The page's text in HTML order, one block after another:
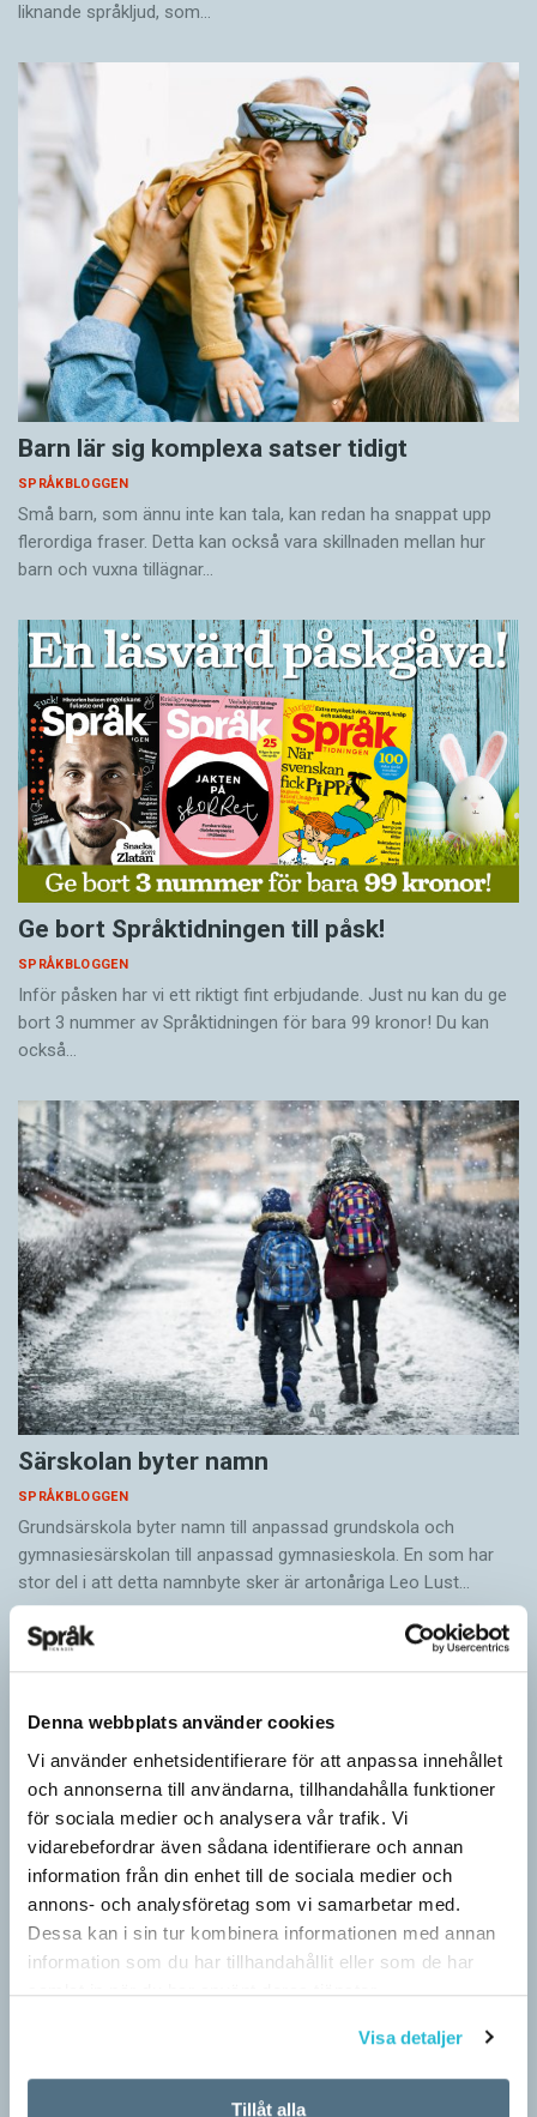
Denna webbplats använder cookies
Vi använder enhetsidentifierare för att anpassa innehållet
och annonserna till användarna, tillhandahålla funktioner
för sociala medier och analysera vår trafik. Vi
vidarebefordrar även sådana identifierare och annan
information från din enhet till de sociala medier och
annons- och analysföretag som vi samarbetar med.
Dessa kan i sin tur kombinera informationen med annan
information som du har tillhandahållit eller som de har
samlat in när du har använt deras tjänster.
Visa detaljer
Tillåt alla
liknande språkljud, som…
Barn lär sig komplexa satser tidigt
SPRÅKBLOGGEN
Små barn, som ännu inte kan tala, kan redan ha snappat upp
flerordiga fraser. Detta kan också vara skillnaden mellan hur
barn och vuxna tillägnar…
Ge bort Språktidningen till påsk!
SPRÅKBLOGGEN
Inför påsken har vi ett riktigt fint erbjudande. Just nu kan du ge
bort 3 nummer av Språktidningen för bara 99 kronor! Du kan
också…
Särskolan byter namn
SPRÅKBLOGGEN
Grundsärskola byter namn till anpassad grundskola och
gymnasiesärskolan till anpassad gymnasieskola. En som har
stor del i att detta namnbyte sker är artonåriga Leo Lust…